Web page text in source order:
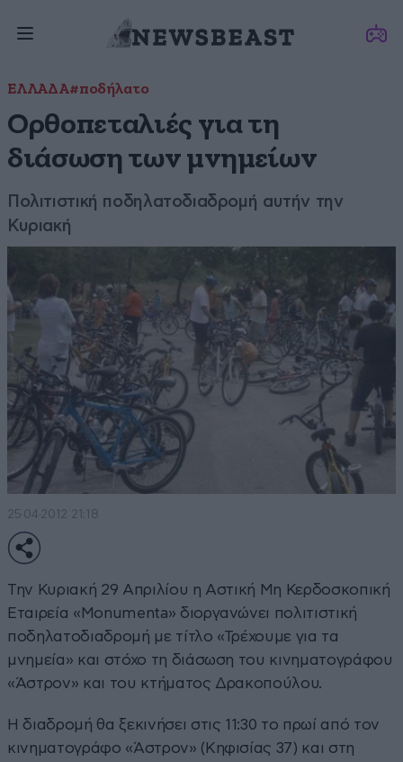
ΕΛΛΑΔΑ#ποδήλατο
Ορθοπεταλιές για τη
διάσωση των μνημείων
Πολιτιστική ποδηλατοδιαδρομή αυτήν την
Κυριακή
25·04·2012 21:18
Την Κυριακή 29 Απριλίου η Αστική Μη Κερδοσκοπική
Εταιρεία «Monumenta» διοργανώνει πολιτιστική
ποδηλατοδιαδρομή με τίτλο «Τρέχουμε για τα
μνημεία» και στόχο τη διάσωση του κινηματογράφου
«Άστρον» και του κτήματος Δρακοπούλου.
Η διαδρομή θα ξεκινήσει στις 11:30 το πρωί από τον
κινηματογράφο «Άστρον» (Κηφισίας 37) και στη